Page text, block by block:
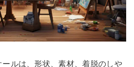
ールは、形状、素材、着脱のしや